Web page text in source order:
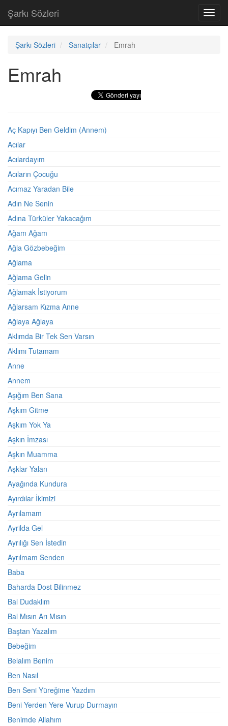
Şarkı Sözleri
Şarkı Sözleri Sanatçılar Emrah
Emrah
Aç Kapıyı Ben Geldim (Annem)
Acılar
Acılardayım
Acıların Çocuğu
Acımaz Yaradan Bile
Adın Ne Senin
Adına Türküler Yakacağım
Ağam Ağam
Ağla Gözbebeğim
Ağlama
Ağlama Gelin
Ağlamak İstiyorum
Ağlarsam Kızma Anne
Ağlaya Ağlaya
Aklımda Bir Tek Sen Varsın
Aklımı Tutamam
Anne
Annem
Aşığım Ben Sana
Aşkım Gitme
Aşkım Yok Ya
Aşkın İmzası
Aşkın Muamma
Aşklar Yalan
Ayağında Kundura
Ayırdılar İkimizi
Ayrılamam
Ayrilda Gel
Ayrılığı Sen İstedin
Ayrılmam Senden
Baba
Baharda Dost Bilinmez
Bal Dudaklım
Bal Mısın Arı Mısın
Baştan Yazalım
Bebeğim
Belalım Benim
Ben Nasıl
Ben Seni Yüreğime Yazdım
Beni Yerden Yere Vurup Durmayın
Benimde Allahım